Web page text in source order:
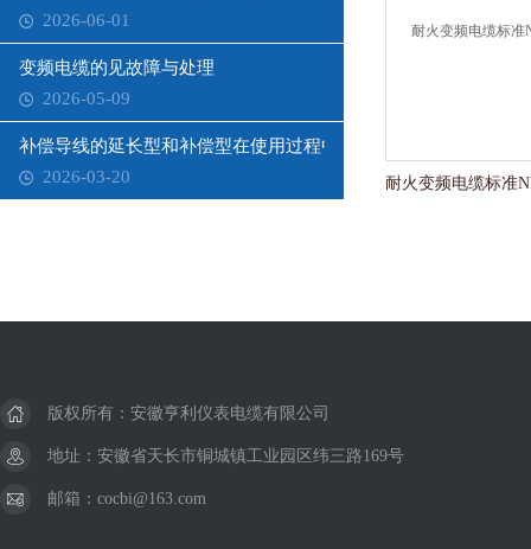
2026-06-01
变频电缆的见故障与处理
2026-05-09
补偿导线的延长型和补偿型在使用过程中需要注意哪些问题？
2026-03-20
版权所有：安徽亨利仪表电缆有限公司
地址：安徽省天长市铜城镇工业园区纬三路169号
邮箱：cocbi@163.com